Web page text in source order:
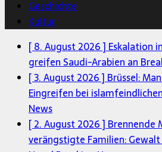
Geschichte
Kultur
[ 8. August 2026 ] Eskalation
greifen Saudi-Arabien an
[ 3. August 2026 ] Brüssel:
Eingreifen bei
News
[ 2. August 2026 ] Brennende
verängstigte Familien: